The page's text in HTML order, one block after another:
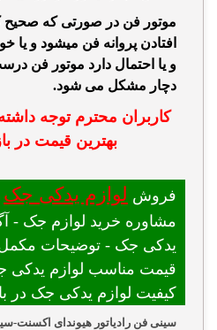
موتور فن در صورتی که صحیح
افتادن پروانه فن میشود و
و یا احتمال دارد موتور فن
دچار مشکل می شود.
کاربران محترم توجه
بهترین قیمت در
فروش لوازم یدکی جک
مشاوره خرید لوازم جک -
یدکی جک - توضیحات
قیمت مناسب لوازم یدکی
کیفیت لوازم یدکی جک در
سینی فن رادیاتور هیوندای اکسنت-